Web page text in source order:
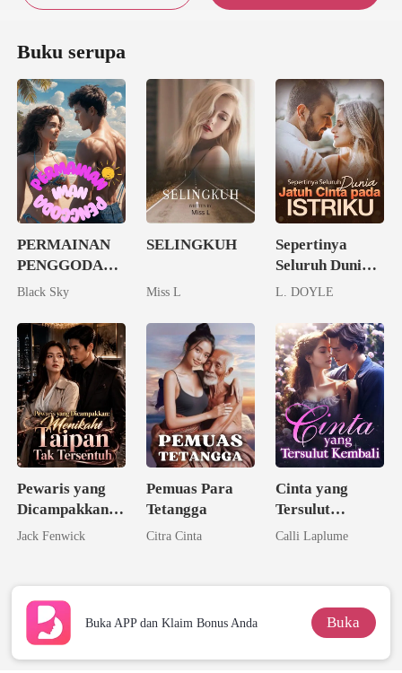
Buku serupa
PERMAINAN
PENGGODA
IMAN
Black Sky
SELINGKUH
Miss L
Sepertinya
Seluruh Dunia
Jatuh Cinta
L. DOYLE
Pewaris yang
Dicampakkan:
Menikahi
Jack Fenwick
Pemuas Para
Tetangga
Citra Cinta
Cinta yang
Tersulut
Kembali
Calli Laplume
Buka APP dan Klaim Bonus Anda Buka